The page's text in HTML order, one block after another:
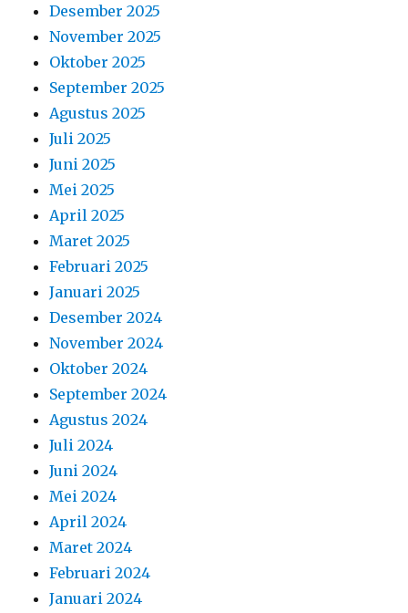
Desember 2025
November 2025
Oktober 2025
September 2025
Agustus 2025
Juli 2025
Juni 2025
Mei 2025
April 2025
Maret 2025
Februari 2025
Januari 2025
Desember 2024
November 2024
Oktober 2024
September 2024
Agustus 2024
Juli 2024
Juni 2024
Mei 2024
April 2024
Maret 2024
Februari 2024
Januari 2024